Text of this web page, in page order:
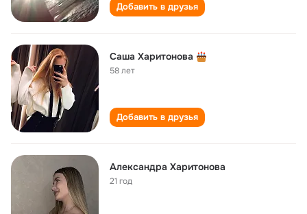
Добавить в друзья
Саша Харитонова
58 лет
Добавить в друзья
Александра Харитонова
21 год